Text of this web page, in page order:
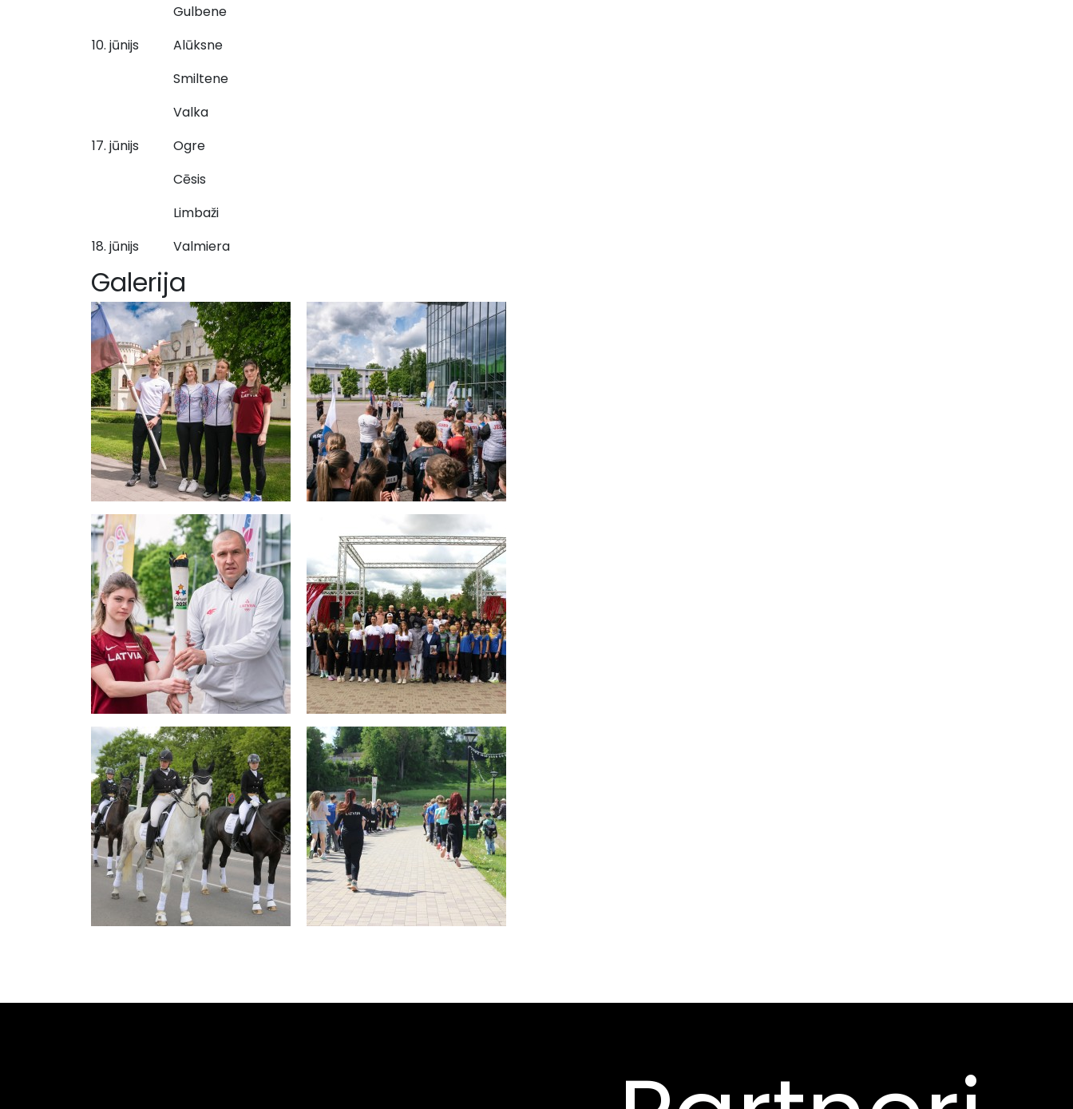
Gulbene
10. jūnijs
Alūksne
Smiltene
Valka
17. jūnijs
Ogre
Cēsis
Limbaži
18. jūnijs
Valmiera
Galerija